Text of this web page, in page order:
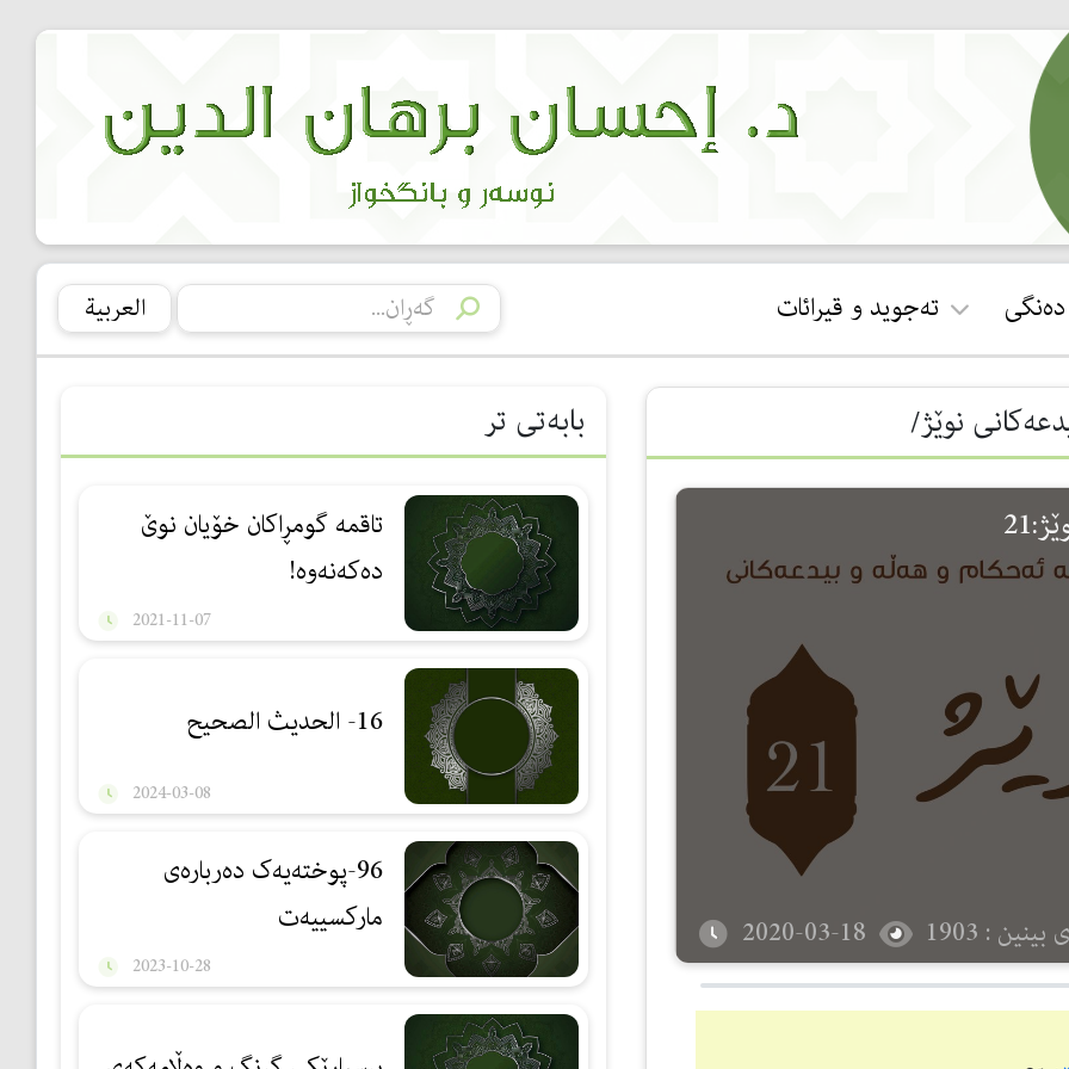
دەنگی تەجوید و قیرائات
ئجازەی قورئان خوێندن
جوان خوێندنەوەی سوڕەتی
فاتیحە
شەرحی هۆنراوەی (الجزرية)
وانەکانی تەجوید
العربیة
نوێژ/
: 1903
2020-03-18
بابەتی تر
تاقمە گومڕاكان خۆیان نوێ
دەكەنەوە!
2021-11-07
16- الحديث الصحيح
2024-03-08
96-پوختەیەک دەربارەی
مارکسییەت
2023-10-28